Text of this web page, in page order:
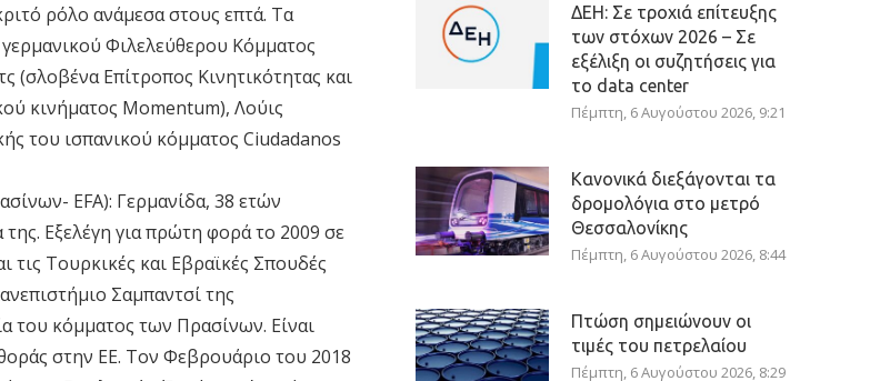
ρόλο ανάμεσα στους επτά. Τα
Φιλελεύθερου Κόμματος
(σλοβένα Επίτροπος Κινητικότητας και
κινήματος Momentum), Λούις
του ισπανικού κόμματος Ciudadanos
EFA): Γερμανίδα, 38 ετών
Εξελέγη για πρώτη φορά το 2009 σε
τις Τουρκικές και Εβραϊκές Σπουδές
Σαμπαντσί της
του κόμματος των Πρασίνων. Είναι
στην ΕΕ. Τον Φεβρουάριο του 2018
ΔΕΗ: Σε τροχιά επίτευξης
των στόχων 2026 – Σε
εξέλιξη οι συζητήσεις για
το data center
Πέμπτη, 6 Αυγούστου 2026, 9:21
Κανονικά διεξάγονται τα
δρομολόγια στο μετρό
Θεσσαλονίκης
Πέμπτη, 6 Αυγούστου 2026, 8:44
Πτώση σημειώνουν οι
τιμές του πετρελαίου
Πέμπτη, 6 Αυγούστου 2026, 8:29